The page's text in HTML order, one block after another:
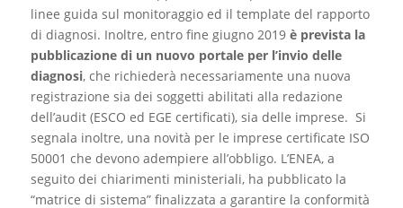
linee guida sul monitoraggio ed il template del rapporto
di diagnosi. Inoltre, entro fine giugno 2019è prevista la
pubblicazione di un nuovo portale per l’invio delle
diagnosi, che richiederà necessariamente una nuova
registrazione sia dei soggetti abilitati alla redazione
dell’audit (ESCO ed EGE certificati), sia delle imprese. Si
segnala inoltre, una novità per le imprese certificate ISO
50001 che devono adempiere all’obbligo. L’ENEA, a
seguito dei chiarimenti ministeriali, ha pubblicato la
“matrice di sistema” finalizzata a garantire la conformità